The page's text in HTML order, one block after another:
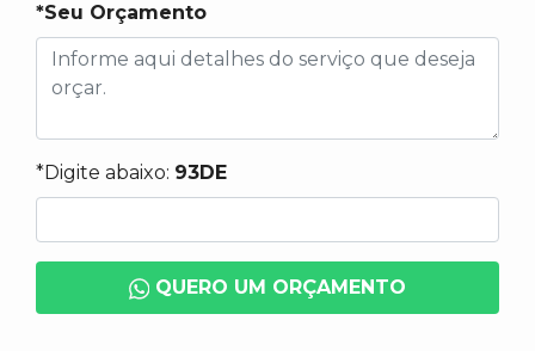
*Seu Orçamento
*Digite abaixo: 93DE
QUERO UM ORÇAMENTO